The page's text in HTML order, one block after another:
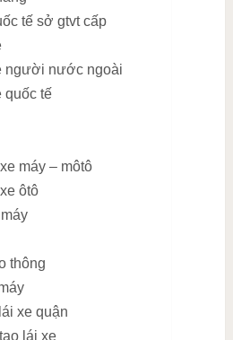
tế sở gtvt cấp
người nước ngoài
quốc tế
máy – môtô
ôtô
thông
xe quận
lái xe